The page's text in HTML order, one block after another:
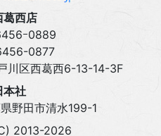
葛西店
ｰ0889
0877
川区西葛西6-13-14-3F
本社
野田市清水199-1
2013-2026